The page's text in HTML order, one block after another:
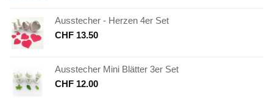
Ausstecher - Herzen 4er Set
CHF 13.50
Ausstecher Mini Blätter 3er Set
CHF 12.00